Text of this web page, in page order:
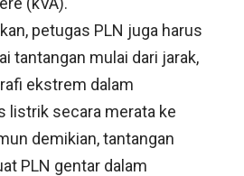
petugas PLN juga harus
tantangan mulai dari jarak,
ekstrem dalam
listrik secara merata ke
demikian, tantangan
PLN gentar dalam